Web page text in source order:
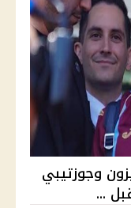
وجوزتيبي
...